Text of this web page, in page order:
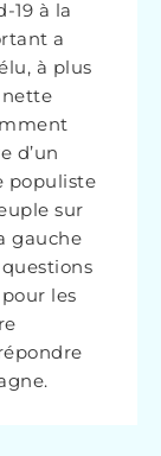
19 à la
a
à plus
nette
d’un
populiste
sur
gauche
les